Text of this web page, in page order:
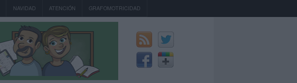
NAVIDAD ATENCIÓN GRAFOMOTRICIDAD